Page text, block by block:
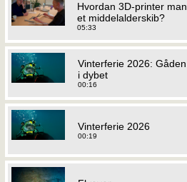
Hvordan 3D-printer man
et middelalderskib?
05:33
Vinterferie 2026: Gåden
i dybet
00:16
Vinterferie 2026
00:19